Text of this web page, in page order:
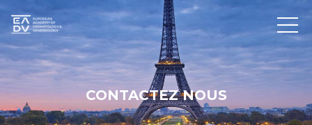
CONTACTEZ NOUS